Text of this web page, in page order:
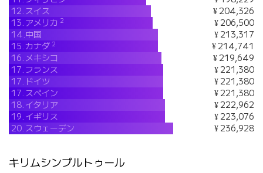
12. スイス
¥ 204,326
13. アメリカ 2
¥ 206,500
14.中国
¥ 213,317
15.カナダ 2
¥ 214,741
16. メキシコ
¥ 219,649
17. フランス
¥ 221,380
17. ドイツ
¥ 221,380
17. スペイン
¥ 221,380
18. イタリア
¥ 222,962
19. イギリス
¥ 223,076
20. スウェーデン ¥ 236,928
キリムシンプルトゥール